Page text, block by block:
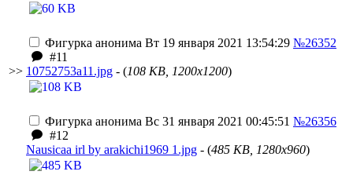
>>
Фигурка анонима Вт 19 января 2021 13:54:29 №26352
#11
10752753a11.jpg - (108 KB, 1200x1200)
Фигурка анонима Вс 31 января 2021 00:45:51 №26356
#12
Nausicaa irl by arakichi1969 1.jpg - (485 KB, 1280x960)